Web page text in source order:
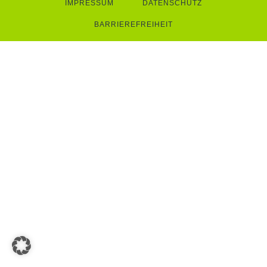
IMPRESSUM DATENSCHUTZ
BARRIEREFREIHEIT